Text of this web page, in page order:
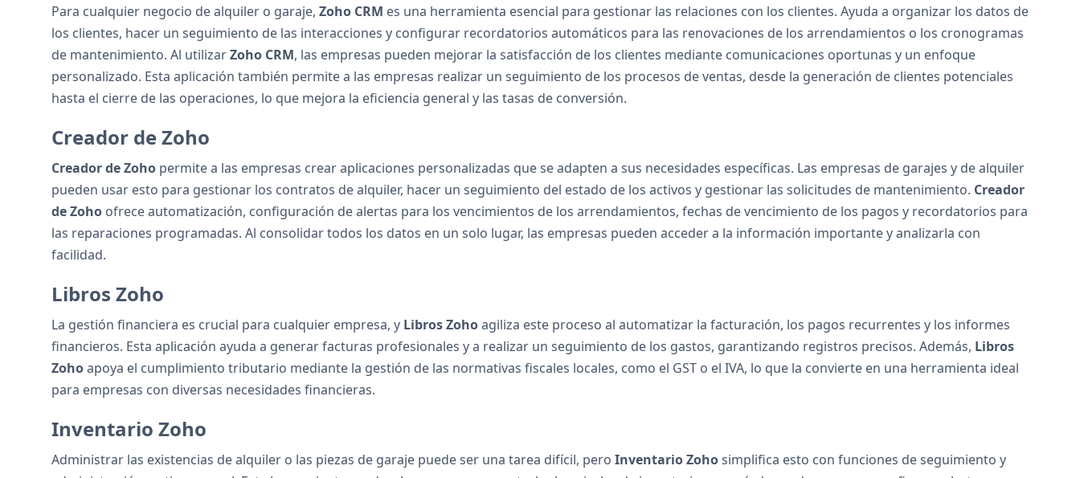
Para cualquier negocio de alquiler o garaje, Zoho CRM es una herramienta esencial para gestionar las relaciones con los clientes. Ayuda a organizar los datos de
los clientes, hacer un seguimiento de las interacciones y configurar recordatorios automáticos para las renovaciones de los arrendamientos o los cronogramas
de mantenimiento. Al utilizarZoho CRM, las empresas pueden mejorar la satisfacción de los clientes mediante comunicaciones oportunas y un enfoque
personalizado. Esta aplicación también permite a las empresas realizar un seguimiento de los procesos de ventas, desde la generación de clientes potenciales
hasta el cierre de las operaciones, lo que mejora la eficiencia general y las tasas de conversión.
Creador de Zoho
Creador de Zoho permite a las empresas crear aplicaciones personalizadas que se adapten a sus necesidades específicas. Las empresas de garajes y de alquiler
pueden usar esto para gestionar los contratos de alquiler, hacer un seguimiento del estado de los activos y gestionar las solicitudes de mantenimiento. Creador
de Zoho ofrece automatización, configuración de alertas para los vencimientos de los arrendamientos, fechas de vencimiento de los pagos y recordatorios para
las reparaciones programadas. Al consolidar todos los datos en un solo lugar, las empresas pueden acceder a la información importante y analizarla con
facilidad.
Libros Zoho
La gestión financiera es crucial para cualquier empresa, y Libros Zohoagiliza este proceso al automatizar la facturación, los pagos recurrentes y los informes
financieros. Esta aplicación ayuda a generar facturas profesionales y a realizar un seguimiento de los gastos, garantizando registros precisos. Además, Libros
Zohoapoya el cumplimiento tributario mediante la gestión de las normativas fiscales locales, como el GST o el IVA, lo que la convierte en una herramienta ideal
para empresas con diversas necesidades financieras.
Inventario Zoho
Administrar las existencias de alquiler o las piezas de garaje puede ser una tarea difícil, pero Inventario Zohosimplifica esto con funciones de seguimiento y